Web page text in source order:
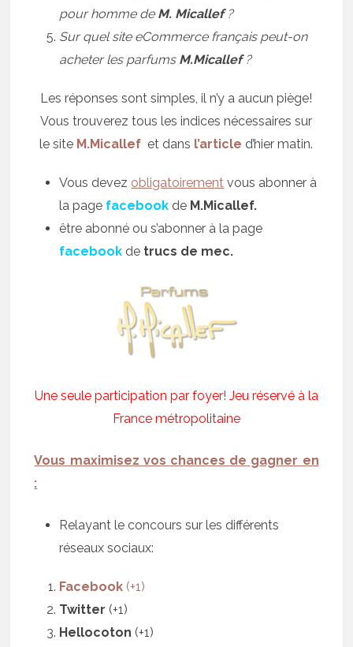
pour homme de M. Micallef?
Sur quel site eCommerce français peut-on
acheter les parfums M.Micallef?
Les réponses sont simples, il n’y a aucun piège!
Vous trouverez tous les indices nécessaires sur
le site M.Micallef et dans l’article d’hier matin.
Vous devez obligatoirement vous abonner à
la page facebook de M.Micallef.
être abonné ou s’abonner à la page
facebook de trucs de mec.
Une seule participation par foyer! Jeu réservé à la
France métropolitaine
Vous maximisez vos chances de gagner en
:
Relayant le concours sur les différents
réseaux sociaux:
Facebook (+1)
Twitter (+1)
Hellocoton (+1)